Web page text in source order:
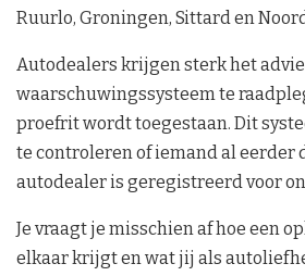
Ruurlo, Groningen, Sittard en
Autodealers krijgen sterk het
waarschuwingssysteem te
proefrit wordt toegestaan. Dit
te controleren of iemand al eerder
autodealer is geregistreerd voor
Je vraagt je misschien af hoe een
elkaar krijgt en wat jij als